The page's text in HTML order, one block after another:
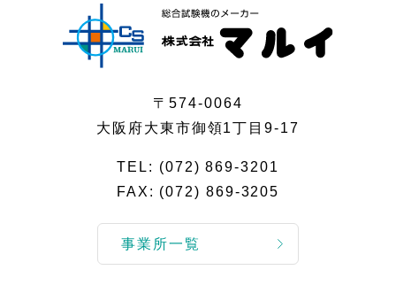
〒574-0064
大阪府大東市御領1丁目9-17
事業所一覧
TEL: (072) 869-3201
FAX: (072) 869-3205